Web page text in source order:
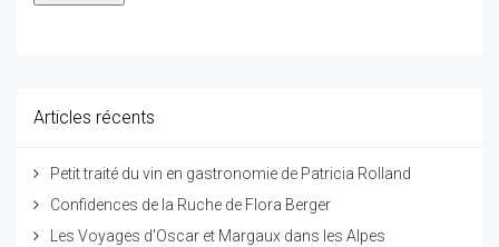
Articles récents
Petit traité du vin en gastronomie de Patricia Rolland
Confidences de la Ruche de Flora Berger
Les Voyages d'Oscar et Margaux dans les Alpes